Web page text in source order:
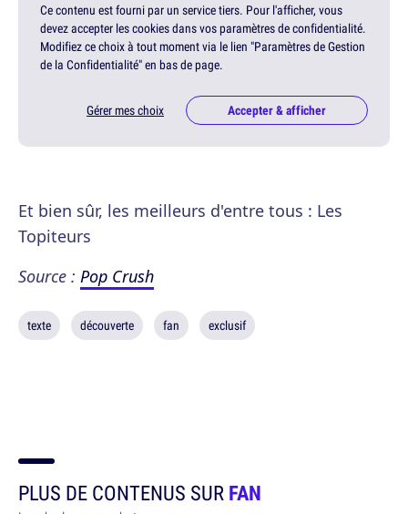
Ce contenu est fourni par un service tiers. Pour l'afficher, vous
devez accepter les cookies dans vos paramètres de confidentialité.
Modifiez ce choix à tout moment via le lien "Paramètres de Gestion
de la Confidentialité" en bas de page.
Gérer mes choix Accepter & afficher
Et bien sûr, les meilleurs d'entre tous : Les
Topiteurs
Source : Pop Crush
texte découverte fan exclusif
PLUS DE CONTENUS SURFAN